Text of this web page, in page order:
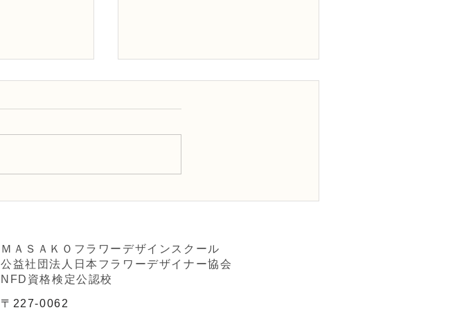
ＭＡＳＡＫＯフラワーデザインスクール
公益社団法人日本フラワーデザイナー協会
NFD資格検定公認校
〒227-0062